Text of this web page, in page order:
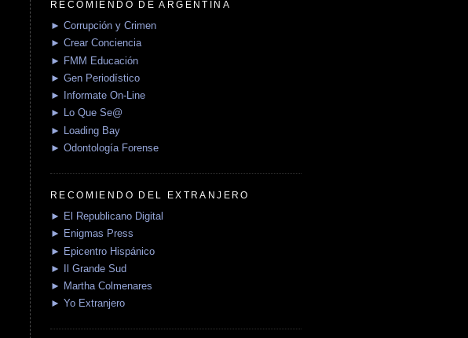
RECOMIENDO DE ARGENTINA
► Corrupción y Crimen
► Crear Conciencia
► FMM Educación
► Gen Periodístico
► Informate On-Line
► Lo Que Se@
► Loading Bay
► Odontología Forense
RECOMIENDO DEL EXTRANJERO
► El Republicano Digital
► Enigmas Press
► Epicentro Hispánico
► Il Grande Sud
► Martha Colmenares
► Yo Extranjero